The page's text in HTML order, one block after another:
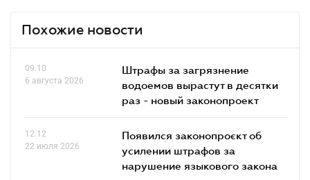
Похожие новости
09.10
6 августа 2026
Штрафы за загрязнение
водоемов вырастут в десятки
раз - новый законопроект
12.12
22 июля 2026
Появился законопроєкт об
усилении штрафов за
нарушение языкового закона